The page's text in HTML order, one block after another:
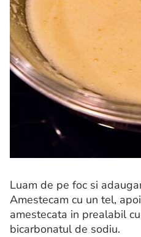
Luam de pe foc si
Amestecam cu un tel,
amestecata in prealabil
bicarbonatul de sodiu.